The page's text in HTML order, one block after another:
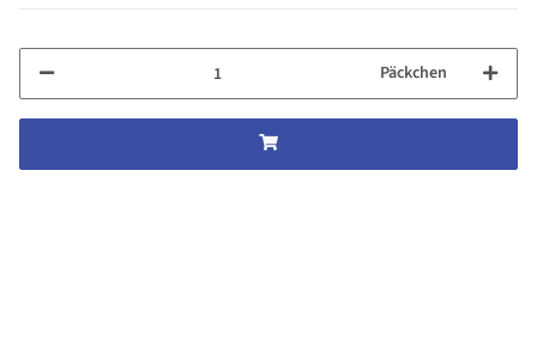
Päckchen